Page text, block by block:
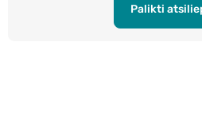
Palikti